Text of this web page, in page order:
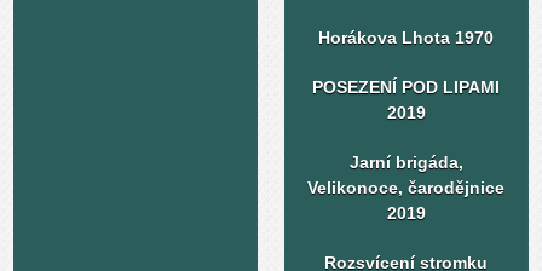
Horákova Lhota 1970
POSEZENÍ POD LIPAMI
2019
Jarní brigáda,
Velikonoce, čarodějnice
2019
Rozsvícení stromku